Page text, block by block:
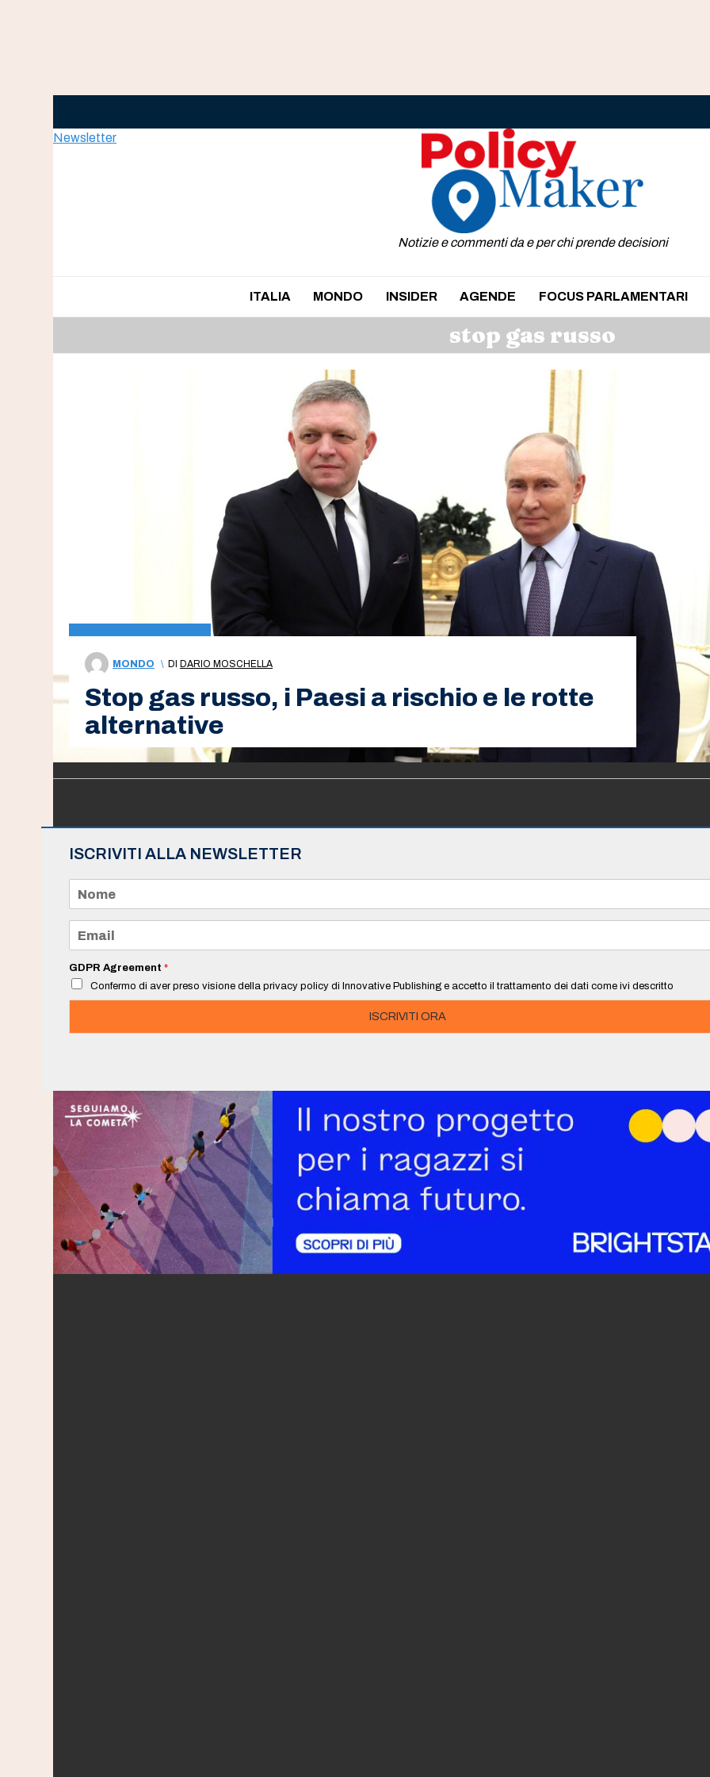
Newsletter
Notizie e commenti da e per chi prende decisioni
ITALIA MONDO INSIDER AGENDE FOCUS PARLAMENTARI
stop gas russo
MONDO \ DI DARIO MOSCHELLA
Stop gas russo, i Paesi a rischio e le rotte
alternative
ISCRIVITI ALLA NEWSLETTER
m
e
a
i
*
GDPR Agreement *
Confermo di aver preso visione della privacy policy di Innovative Publishing e accetto il trattamento dei dati come ivi descritto
ISCRIVITI ORA